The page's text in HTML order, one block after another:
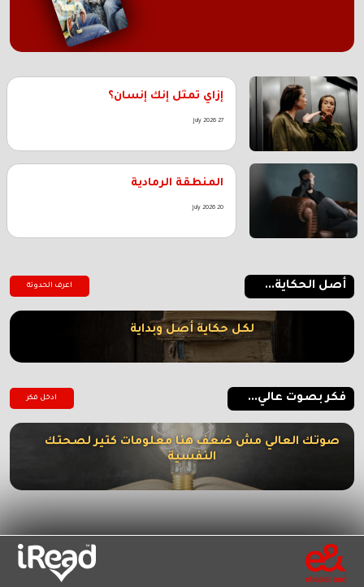
إزاي تمثل إنك إنسان؟
27 July 2026
المنطقة الرمادية
20 July 2026
أصل الحكاية... اعرف الحدوتة
لكل حكاية أصل وبداية
فكر بصوت عالي... ادخل فكر
صوتك العالي مش ضعف هنا معلومات كتير لصحتك
النفسية